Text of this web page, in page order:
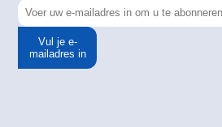
Vul je e-
mailadres in